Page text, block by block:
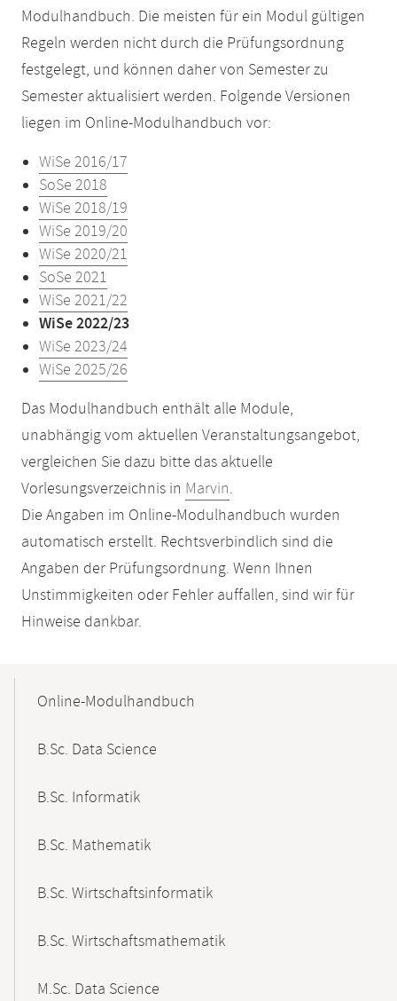
Modulhandbuch. Die meisten für ein Modul gültigen
Regeln werden nicht durch die Prüfungsordnung
festgelegt, und können daher von Semester zu
Semester aktualisiert werden. Folgende Versionen
liegen im Online-Modulhandbuch vor:
WiSe 2016/17
SoSe 2018
WiSe 2018/19
WiSe 2019/20
WiSe 2020/21
SoSe 2021
WiSe 2021/22
WiSe 2022/23
WiSe 2023/24
WiSe 2025/26
Das Modulhandbuch enthält alle Module,
unabhängig vom aktuellen Veranstaltungsangebot,
vergleichen Sie dazu bitte das aktuelle
Vorlesungsverzeichnis in Marvin.
Die Angaben im Online-Modulhandbuch wurden
automatisch erstellt. Rechtsverbindlich sind die
Angaben der Prüfungsordnung. Wenn Ihnen
Unstimmigkeiten oder Fehler auffallen, sind wir für
Hinweise dankbar.
NavigationOnline-Modulhandbuch
B.Sc. Data Science
B.Sc. Informatik
B.Sc. Mathematik
B.Sc. Wirtschaftsinformatik
B.Sc. Wirtschaftsmathematik
M.Sc. Data Science